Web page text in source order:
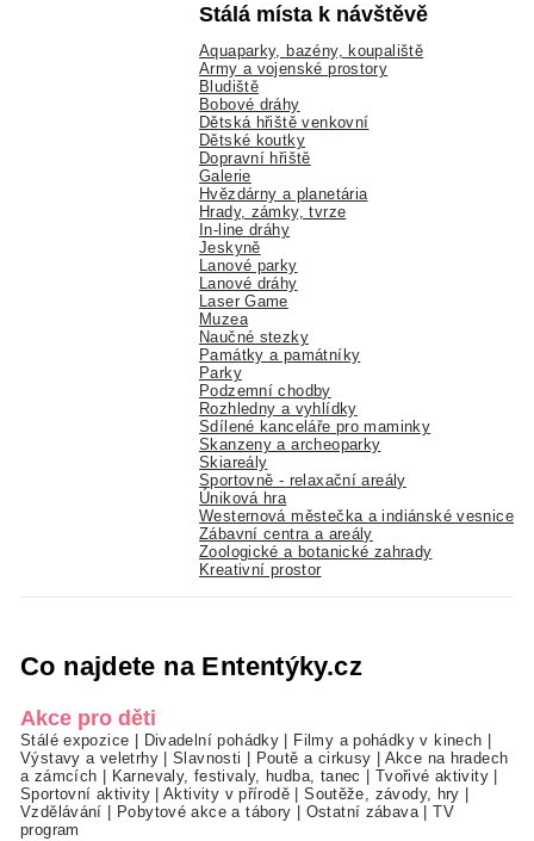
Stálá místa k návštěvě
Aquaparky, bazény, koupaliště
Army a vojenské prostory
Bludiště
Bobové dráhy
Dětská hřiště venkovní
Dětské koutky
Dopravní hřiště
Galerie
Hvězdárny a planetária
Hrady, zámky, tvrze
In-line dráhy
Jeskyně
Lanové parky
Lanové dráhy
Laser Game
Muzea
Naučné stezky
Památky a památníky
Parky
Podzemní chodby
Rozhledny a vyhlídky
Sdílené kanceláře pro maminky
Skanzeny a archeoparky
Skiareály
Sportovně - relaxační areály
Úniková hra
Westernová městečka a indiánské vesnice
Zábavní centra a areály
Zoologické a botanické zahrady
Kreativní prostor
Co najdete na Ententýky.cz
Akce pro děti
Stálé expozice Divadelní pohádky Filmy a pohádky v kinech
Výstavy a veletrhy|Slavnosti Poutě a cirkusy
Akce na hradech
a zámcích
Karnevaly, festivaly, hudba, tanec Tvořivé aktivity
Sportovní aktivity|Aktivity v přírodě |Soutěže, závody, hry
Vzdělávání
Pobytové akce a tábory Ostatní zábava|TV
program